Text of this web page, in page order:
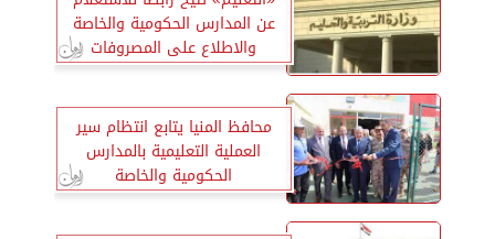
عن المدارس الحكومية والخاصة
والاطلاع على المصروفات
محافظ المنيا يتابع انتظام سير
العملية التعليمية بالمدارس
الحكومية والخاصة